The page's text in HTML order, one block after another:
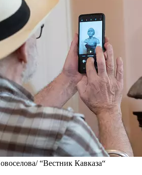
“Вестник Кавказа“